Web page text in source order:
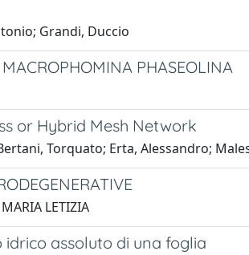
Grandi, Duccio
PHASEOLINA
or Hybrid Mesh Network
Torquato; Erta, Alessandro;
LETIZIA
assoluto di una foglia